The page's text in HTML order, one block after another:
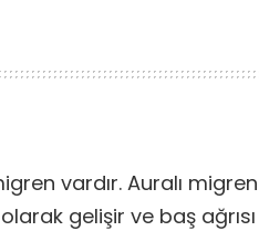
vardır. Auralı migren
gelişir ve baş ağrısı